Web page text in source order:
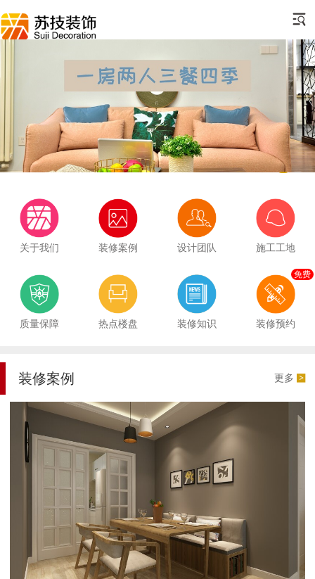
关于我们 装修案例 设计团队 施工工地
质量保障 热点楼盘 装修知识 装修预约
免费
装修案例 更多